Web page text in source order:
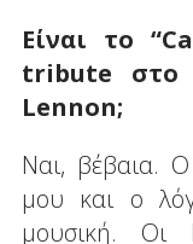
Είναι το
tribute στο
Lennon;
Ναι, βέβαια.
μου και ο
μουσική. Οι